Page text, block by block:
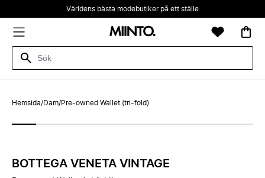
Världens bästa modebutiker på ett ställe
Hemsida/Dam/Pre-owned Wallet (tri-fold)
BOTTEGA VENETA VINTAGE